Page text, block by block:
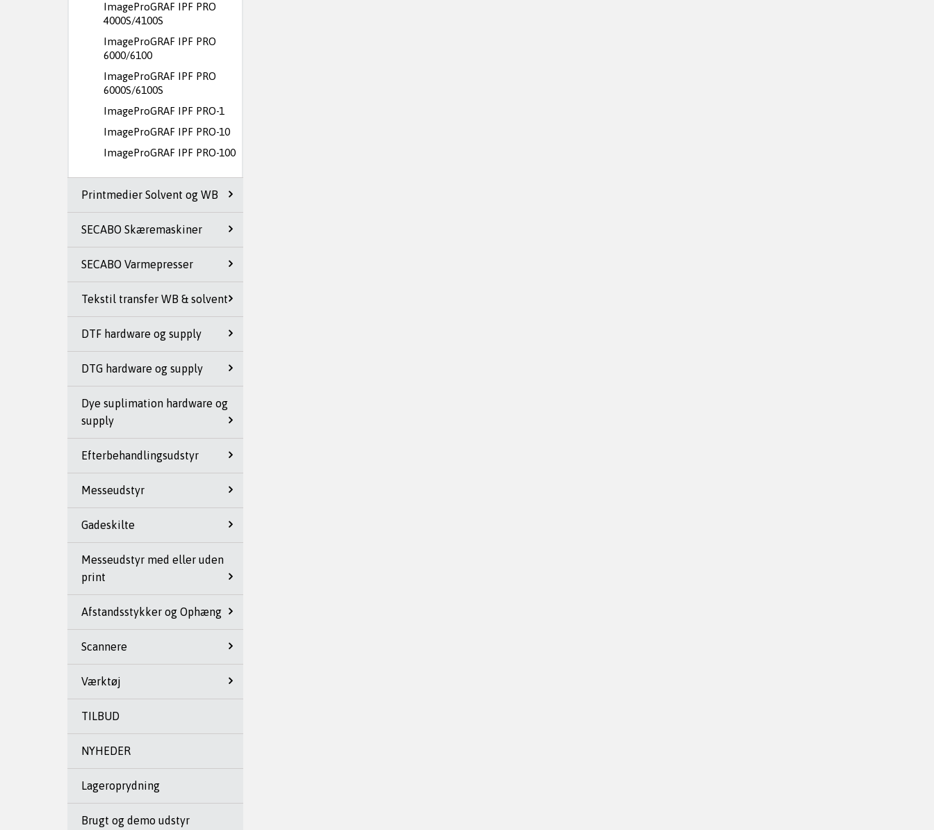
ImageProGRAF IPF PRO
4000S/4100S
ImageProGRAF IPF PRO
6000/6100
ImageProGRAF IPF PRO
6000S/6100S
ImageProGRAF IPF PRO-1
ImageProGRAF IPF PRO-10
ImageProGRAF IPF PRO-100
Printmedier Solvent og WB
SECABO Skæremaskiner
SECABO Varmepresser
Tekstil transfer WB & solvent
DTF hardware og supply
DTG hardware og supply
Dye suplimation hardware og
supply
Efterbehandlingsudstyr
Messeudstyr
Gadeskilte
Messeudstyr med eller uden
print
Afstandsstykker og Ophæng
Scannere
Værktøj
TILBUD
NYHEDER
Lageroprydning
Brugt og demo udstyr